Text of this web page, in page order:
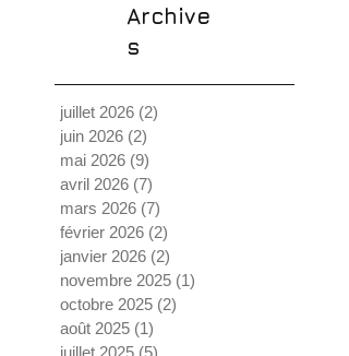
Archive
s
juillet 2026 (2)
juin 2026 (2)
mai 2026 (9)
avril 2026 (7)
mars 2026 (7)
février 2026 (2)
janvier 2026 (2)
novembre 2025 (1)
octobre 2025 (2)
août 2025 (1)
juillet 2025 (5)